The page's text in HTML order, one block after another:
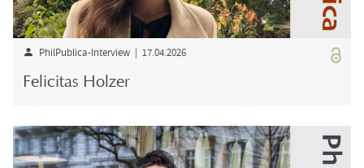
PhilPublica-​Interview | 17.04.2026
Fe­li­ci­tas Hol­zer